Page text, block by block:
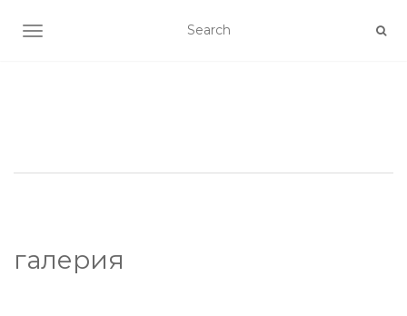
TOGGLE NAVIGATION
галерия